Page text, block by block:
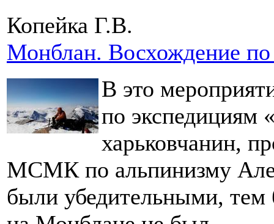
Копейка Г.В.
Монблан. Восхождение
В это
по экспедициям
харьковчанин,
МСМК по альпинизму
были убедительными, тем